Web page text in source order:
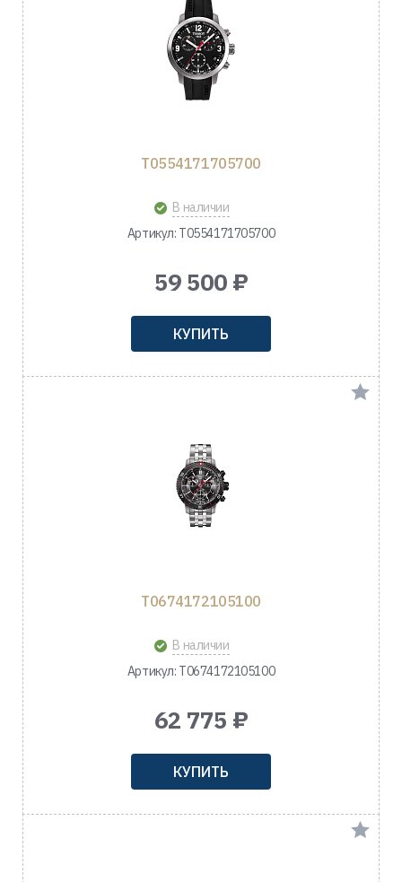
T0554171705700
В наличии
Артикул: T0554171705700
59 500 ₽
КУПИТЬ
T0674172105100
В наличии
Артикул: T0674172105100
62 775 ₽
КУПИТЬ